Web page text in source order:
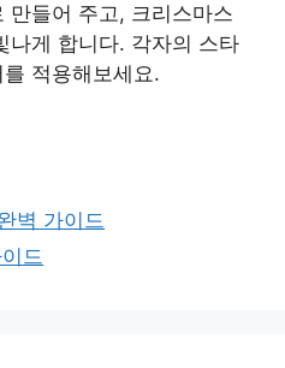
만들어 주고, 크리스마스
나게 합니다. 각자의 스타
적용해보세요.
벽 가이드
드